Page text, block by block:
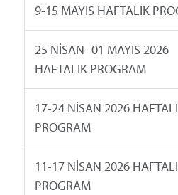
9-15 MAYIS HAFTALIK
25 NİSAN- 01 MAYIS 2026
HAFTALIK PROGRAM
17-24 NİSAN 2026
PROGRAM
11-17 NİSAN 2026
PROGRAM